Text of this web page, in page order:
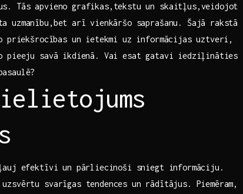
Tās apvieno grafikas,tekstu ‍un skaitļus,veidojot
uzmanību,bet ⁢arī ‌vienkāršo saprašanu.‍ Šajā rakstā⁤
⁢priekšrocības un ietekmi uz‍ informācijas uztveri,
pieeju savā ​ikdienā.​ Vai esat gatavi ​iedziļināties
efektīvi un pārliecinoši‍ sniegt informāciju.
svarīgas tendences ⁢un ‌rādītājus. ​Piemēram,